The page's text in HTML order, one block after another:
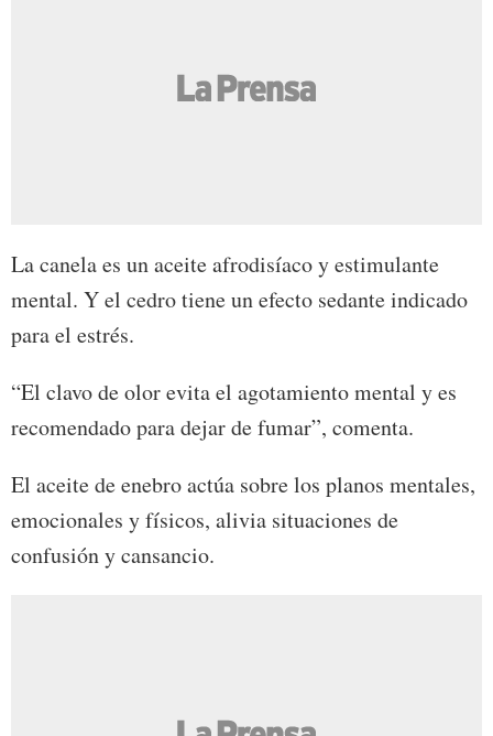
La canela es un aceite afrodisíaco y estimulante
mental. Y el cedro tiene un efecto sedante indicado
para el estrés.
“El clavo de olor evita el agotamiento mental y es
recomendado para dejar de fumar”, comenta.
El aceite de enebro actúa sobre los planos mentales,
emocionales y físicos, alivia situaciones de
confusión y cansancio.